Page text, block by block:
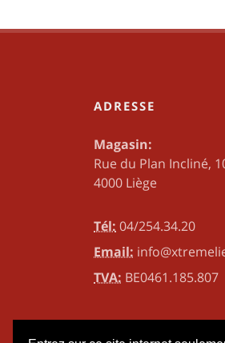
ADRESSE
Magasin:
Rue du Plan Incliné,
4000 Liège
Tél: 04/254.34.20
Email:
TVA: BE0461.185.807